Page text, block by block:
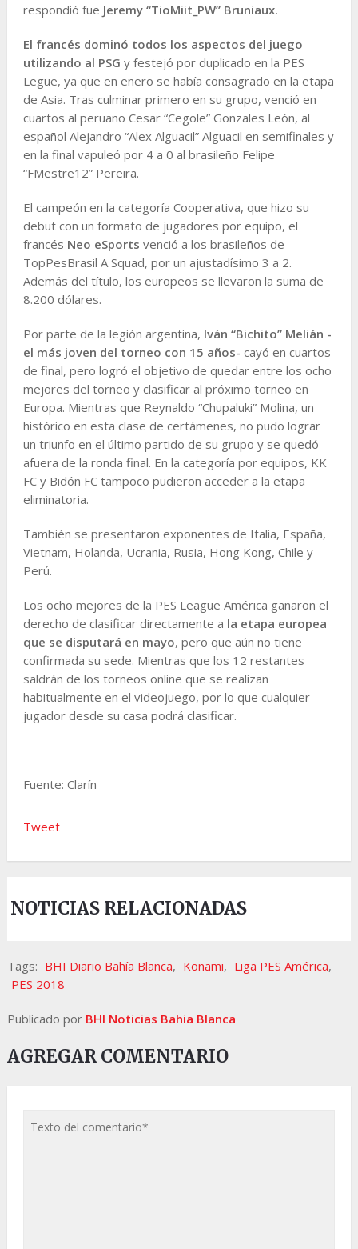
respondió fue Jeremy “TioMiit_PW” Bruniaux.
El francés dominó todos los aspectos del juego
utilizando al PSG y festejó por duplicado en la PES
Legue, ya que en enero se había consagrado en la etapa
de Asia. Tras culminar primero en su grupo, venció en
cuartos al peruano Cesar “Cegole” Gonzales León, al
español Alejandro “Alex Alguacil” Alguacil en semifinales y
en la final vapuleó por 4 a 0 al brasileño Felipe
“FMestre12” Pereira.
El campeón en la categoría Cooperativa, que hizo su
debut con un formato de jugadores por equipo, el
francés Neo eSports venció a los brasileños de
TopPesBrasil A Squad, por un ajustadísimo 3 a 2.
Además del título, los europeos se llevaron la suma de
8.200 dólares.
Por parte de la legión argentina, Iván “Bichito” Melián -
el más joven del torneo con 15 años- cayó en cuartos
de final, pero logró el objetivo de quedar entre los ocho
mejores del torneo y clasificar al próximo torneo en
Europa. Mientras que Reynaldo “Chupaluki” Molina, un
histórico en esta clase de certámenes, no pudo lograr
un triunfo en el último partido de su grupo y se quedó
afuera de la ronda final. En la categoría por equipos, KK
FC y Bidón FC tampoco pudieron acceder a la etapa
eliminatoria.
También se presentaron exponentes de Italia, España,
Vietnam, Holanda, Ucrania, Rusia, Hong Kong, Chile y
Perú.
Los ocho mejores de la PES League América ganaron el
derecho de clasificar directamente a la etapa europea
que se disputará en mayo, pero que aún no tiene
confirmada su sede. Mientras que los 12 restantes
saldrán de los torneos online que se realizan
habitualmente en el videojuego, por lo que cualquier
jugador desde su casa podrá clasificar.
Fuente: Clarín
Tweet
NOTICIAS RELACIONADAS
Tags: BHI Diario Bahía Blanca, Konami, Liga PES América,
PES 2018
Publicado por BHI Noticias Bahia Blanca
AGREGAR COMENTARIO